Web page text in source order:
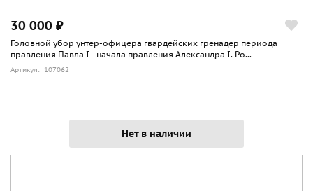
30 000 ₽
Головной убор унтер-офицера гвардейских гренадер периода
правления Павла I - начала правления Александра I. Ро...
Артикул: 107062
Нет в наличии